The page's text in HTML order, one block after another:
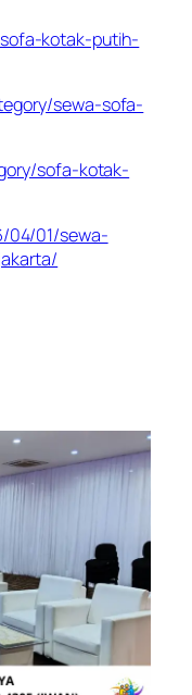
kotak-putih-
sewa-sofa-
sofa-kotak-
04/01/sewa-